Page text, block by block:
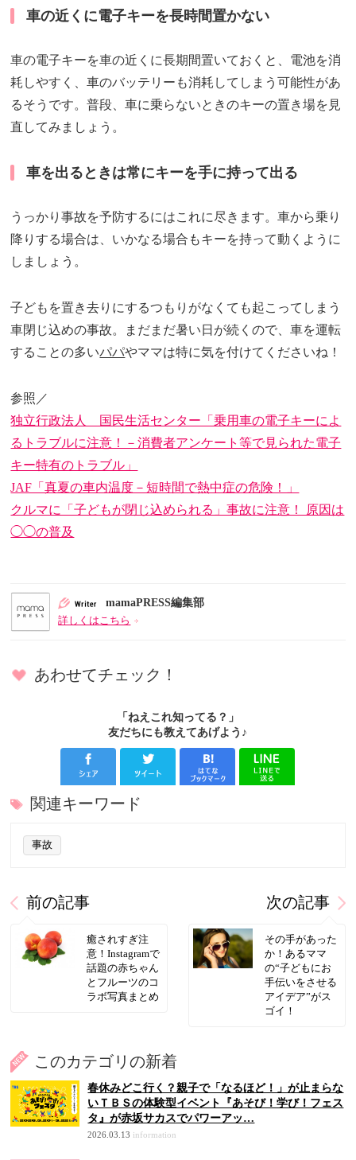
車の近くに電子キーを長時間置かない
車の電子キーを車の近くに長期間置いておくと、電池を消
耗しやすく、車のバッテリーも消耗してしまう可能性があ
るそうです。普段、車に乗らないときのキーの置き場を見
直してみましょう。
車を出るときは常にキーを手に持って出る
うっかり事故を予防するにはこれに尽きます。車から乗り
降りする場合は、いかなる場合もキーを持って動くように
しましょう。
子どもを置き去りにするつもりがなくても起こってしまう
車閉じ込めの事故。まだまだ暑い日が続くので、車を運転
することの多いパパやママは特に気を付けてくださいね！
参照／
独立行政法人 国民生活センター「乗用車の電子キーによ
るトラブルに注意！－消費者アンケート等で見られた電子
キー特有のトラブル」
JAF「真夏の車内温度－短時間で熱中症の危険！」
クルマに「子どもが閉じ込められる」事故に注意！ 原因は
◯◯の普及
mamaPRESS編集部
詳しくはこちら
あわせてチェック！
「ねえこれ知ってる？」
友だちにも教えてあげよう♪
関連キーワード
事故
前の記事
癒されすぎ注
意！Instagramで
話題の赤ちゃん
とフルーツのコ
ラボ写真まとめ
次の記事
その手があった
か！あるママ
の“子どもにお
手伝いをさせる
アイデア”がス
ゴイ！
このカテゴリの新着
春休みどこ行く？親子で「なるほど！」が止まらな
いＴＢＳの体験型イベント『あそび！学び！フェス
タ』が赤坂サカスでパワーアッ…
2026.03.13 information